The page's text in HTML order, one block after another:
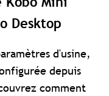
Desktop
d'usine,
depuis
comment